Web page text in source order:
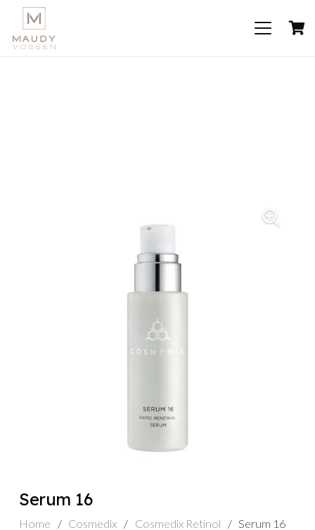
Serum 16
Home / Cosmedix / Cosmedix Retinol / Serum 16